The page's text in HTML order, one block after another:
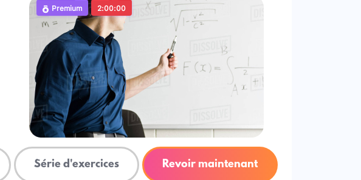
Premium 2:00:00
Série d'exercices Revoir maintenant